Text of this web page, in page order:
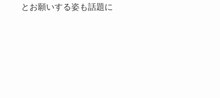
とお願いする姿も話題に